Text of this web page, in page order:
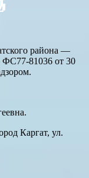
района —
ФС77-81036 от 30
Каргат, ул.